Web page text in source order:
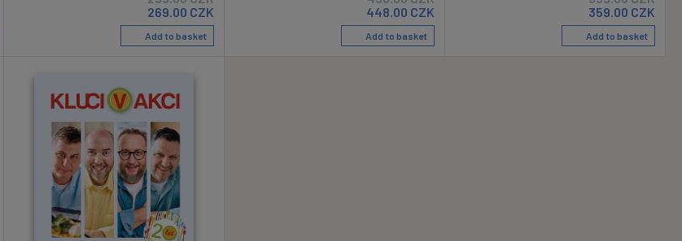
269.00 CZK
Add to basket
448.00 CZK
Add to basket
359.00 CZK
Add to basket